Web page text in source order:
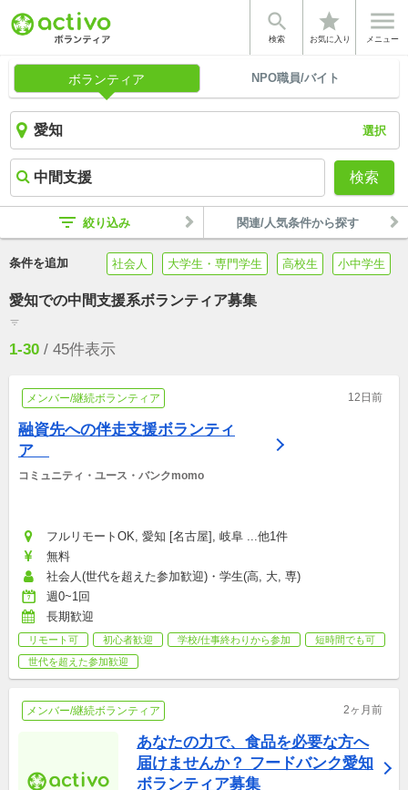

検索
star
お気に入り

メニュー
ボランティア NPO職員/バイト
選択
検索
filter_list 絞り込み 関連/人気条件から探す
条件を追加 社会人 大学生・専門学生 高校生 小中学生
愛知での中間支援系ボランティア募集
filter_list
1-30 / 45件表示
メンバー/継続ボランティア 12日前
融資先への伴走支援ボランティ
ア
コミュニティ・ユース・バンクmomo
フルリモートOK, 愛知 [名古屋], 岐阜 ...他1件
無料
社会人(世代を超えた参加歓迎)・学生(高, 大, 専)
週0~1回
長期歓迎
リモート可 初心者歓迎 学校/仕事終わりから参加
短時間でも可
世代を超えた参加歓迎
メンバー/継続ボランティア 2ヶ月前
あなたの力で、食品を必要な方へ
届けませんか？ フードバンク愛知
ボランティア募集